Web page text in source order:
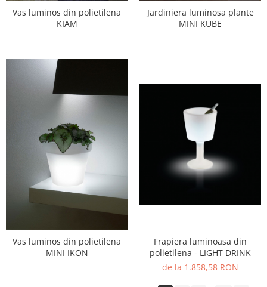
Vas luminos din polietilena
KIAM
Jardiniera luminosa plante
MINI KUBE
Vas luminos din polietilena
MINI IKON
Frapiera luminoasa din
polietilena - LIGHT DRINK
de la 1.858,58 RON